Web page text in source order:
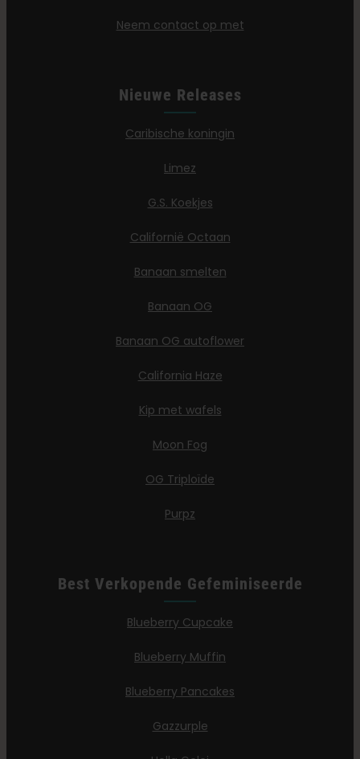
Neem contact op met
Nieuwe Releases
Caribische koningin
Limez
G.S. Koekjes
Californië Octaan
Banaan smelten
Banaan OG
Banaan OG autoflower
California Haze
Kip met wafels
Moon Fog
OG Triploïde
Purpz
Best Verkopende Gefeminiseerde
Blueberry Cupcake
Blueberry Muffin
Blueberry Pancakes
Gazzurple